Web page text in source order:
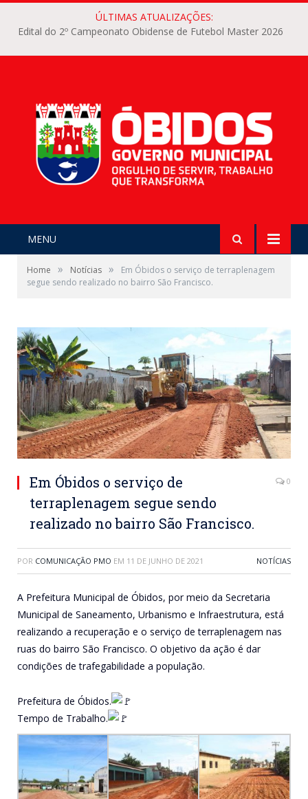
ÚLTIMAS ATUALIZAÇÕES:
Edital do 2º Campeonato Obidense de Futebol Master 2026
MENU
Home » Notícias »
Em Óbidos o serviço de terraplenagem
segue sendo realizado no bairro São Francisco.
Em Óbidos o serviço de
terraplenagem segue sendo
realizado no bairro São Francisco.
0
POR COMUNICAÇÃO PMO EM 11 DE JUNHO DE 2021 NOTÍCIAS
A Prefeitura Municipal de Óbidos, por meio da Secretaria
Municipal de Saneamento, Urbanismo e Infraestrutura, está
realizando a recuperação e o serviço de terraplenagem nas
ruas do bairro São Francisco. O objetivo da ação é dar
condições de trafegabilidade a população.
Prefeitura de Óbidos.
Tempo de Trabalho.